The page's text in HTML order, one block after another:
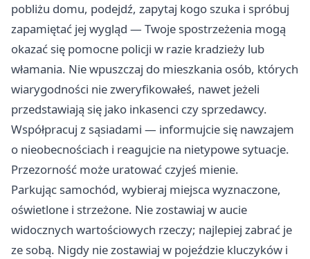
pobliżu domu, podejdź, zapytaj kogo szuka i spróbuj
zapamiętać jej wygląd — Twoje spostrzeżenia mogą
okazać się pomocne policji w razie kradzieży lub
włamania. Nie wpuszczaj do mieszkania osób, których
wiarygodności nie zweryfikowałeś, nawet jeżeli
przedstawiają się jako inkasenci czy sprzedawcy.
Współpracuj z sąsiadami — informujcie się nawzajem
o nieobecnościach i reagujcie na nietypowe sytuacje.
Przezorność może uratować czyjeś mienie.
Parkując samochód, wybieraj miejsca wyznaczone,
oświetlone i strzeżone. Nie zostawiaj w aucie
widocznych wartościowych rzeczy; najlepiej zabrać je
ze sobą. Nigdy nie zostawiaj w pojeździe kluczyków i